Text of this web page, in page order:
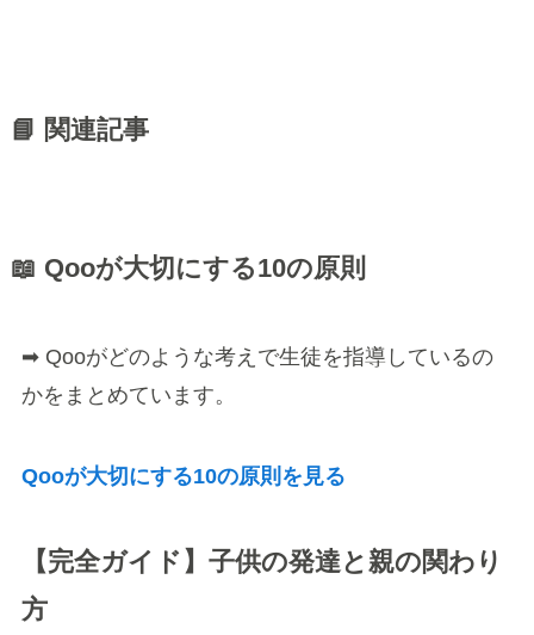
📘 関連記事
📖 Qooが大切にする10の原則
➡ Qooがどのような考えで生徒を指導しているの
かをまとめています。
Qooが大切にする10の原則を見る
【完全ガイド】子供の発達と親の関わり
方